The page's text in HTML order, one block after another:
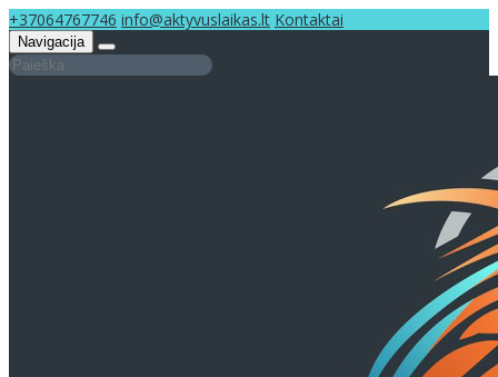
+37064767746 info@aktyvuslaikas.lt Kontaktai
Navigacija